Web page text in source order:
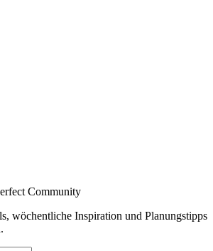
Community
wöchentliche Inspiration und Planungstipps